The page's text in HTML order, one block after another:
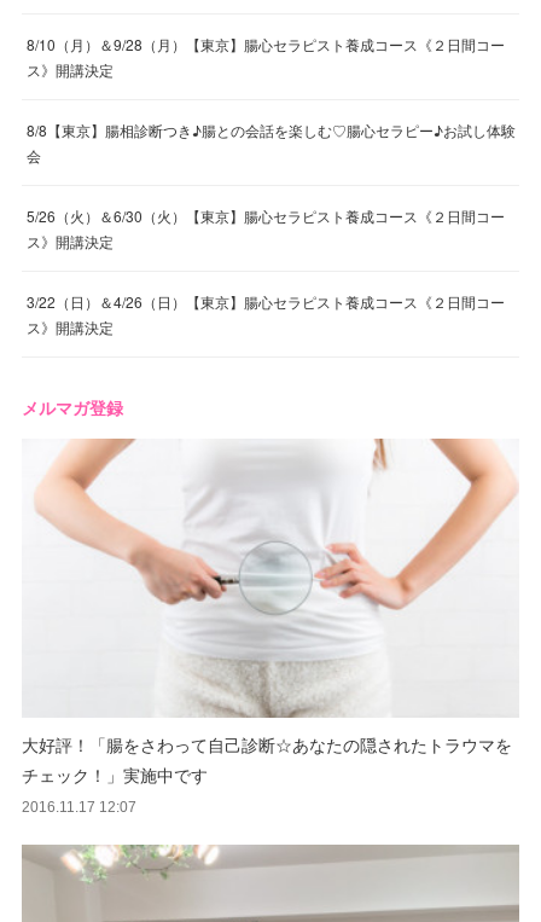
8/10（月）＆9/28（月）【東京】腸心セラピスト養成コース《２日間コー
ス》開講決定
8/8【東京】腸相診断つき♪腸との会話を楽しむ♡腸心セラピー♪お試し体験
会
5/26（火）＆6/30（火）【東京】腸心セラピスト養成コース《２日間コー
ス》開講決定
3/22（日）＆4/26（日）【東京】腸心セラピスト養成コース《２日間コー
ス》開講決定
メルマガ登録
大好評！「腸をさわって自己診断☆あなたの隠されたトラウマを
チェック！」実施中です
2016.11.17 12:07